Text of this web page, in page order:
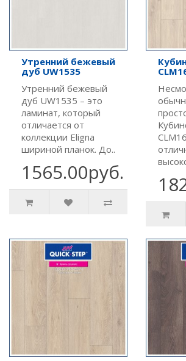
Утренний бежевый
дуб UW1535
Утренний бежевый
дуб UW1535 – это
ламинат, который
отличается от
коллекции Eligna
шириной планок. До..
1565.00руб.